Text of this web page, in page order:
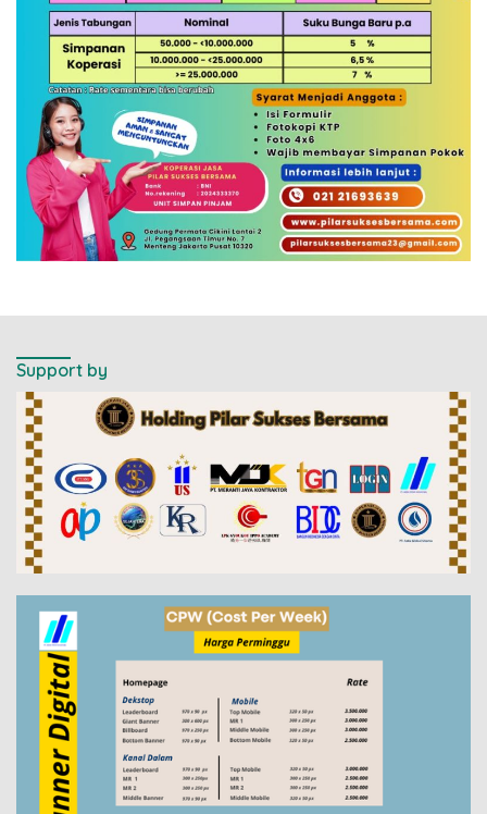
Support by